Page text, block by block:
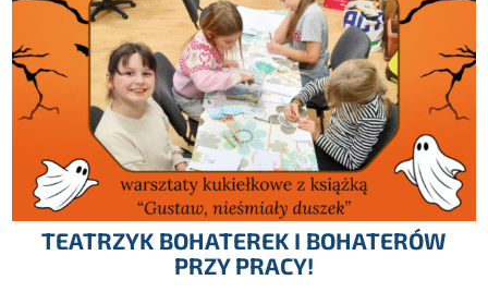
TEATRZYK BOHATEREK I BOHATERÓW
PRZY PRACY!